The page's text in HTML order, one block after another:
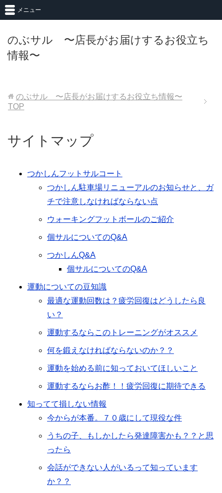
のぶサル 〜店長がお届けするお役立ち
情報〜
メニュー
のぶサル 〜店長がお届けするお役立ち情報〜
TOP
サイトマップ
つかしんフットサルコート
つかしん駐車場リニューアルのお知らせと、ガ
チで注意しなければならない点
ウォーキングフットボールのご紹介
個サルについてのQ&A
つかしんQ&A
個サルについてのQ&A
運動についての豆知識
最適な運動回数は？疲労回復はどうしたら良
い？
運動するならこのトレーニングがオススメ
何を鍛えなければならないのか？？
運動を始める前に知っておいてほしいこと
運動するならお酢！！疲労回復に期待できる
知ってて損しない情報
今からが本番。７０歳にして現役な件
うちの子、もしかしたら発達障害かも？？と思
ったら
会話ができない人がいるって知っています
か？？